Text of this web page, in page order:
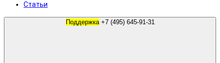
Статьи
Поддержка